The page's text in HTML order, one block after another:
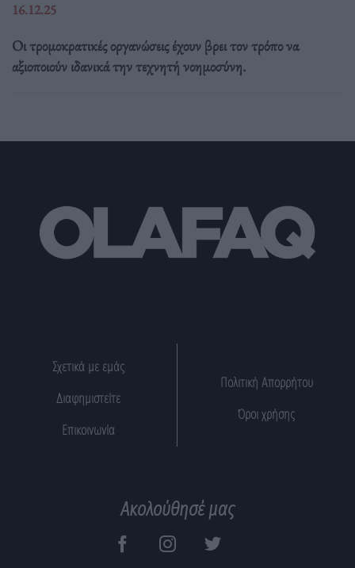
16.12.25
Οι τρομοκρατικές οργανώσεις έχουν βρει τον τρόπο να
αξιοποιούν ιδανικά την τεχνητή νοημοσύνη.
Σχετικά με εμάς
Διαφημιστείτε
Επικοινωνία
Πολιτική Απορρήτου
Όροι χρήσης
Ακολούθησέ μας